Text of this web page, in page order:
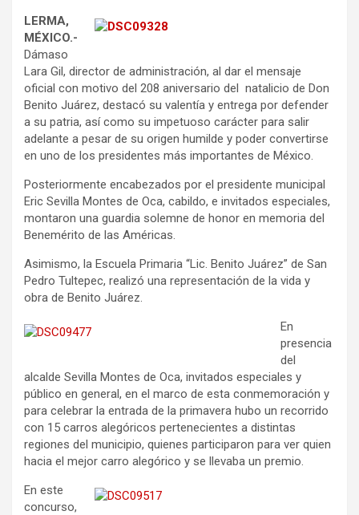
LERMA,
MÉXICO.-
Dámaso
Lara Gil, director de administración, al dar el mensaje
oficial con motivo del 208 aniversario del natalicio de Don
Benito Juárez, destacó su valentía y entrega por defender
a su patria, así como su impetuoso carácter para salir
adelante a pesar de su origen humilde y poder convertirse
en uno de los presidentes más importantes de México.
Posteriormente encabezados por el presidente municipal
Eric Sevilla Montes de Oca, cabildo, e invitados especiales,
montaron una guardia solemne de honor en memoria del
Benemérito de las Américas.
Asimismo, la Escuela Primaria “Lic. Benito Juárez” de San
Pedro Tultepec, realizó una representación de la vida y
obra de Benito Juárez.
En
presencia
del
alcalde Sevilla Montes de Oca, invitados especiales y
público en general, en el marco de esta conmemoración y
para celebrar la entrada de la primavera hubo un recorrido
con 15 carros alegóricos pertenecientes a distintas
regiones del municipio, quienes participaron para ver quien
hacia el mejor carro alegórico y se llevaba un premio.
En este
concurso,